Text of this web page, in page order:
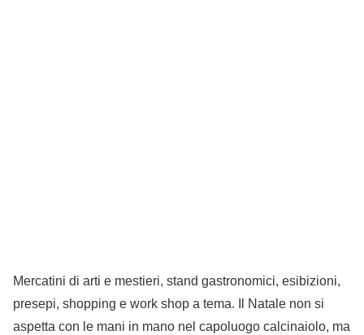
Mercatini di arti e mestieri, stand gastronomici, esibizioni,
presepi, shopping e work shop a tema. Il Natale non si
aspetta con le mani in mano nel capoluogo calcinaiolo, ma